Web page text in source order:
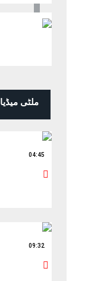
ملٹی میڈیا
04:45
09:32